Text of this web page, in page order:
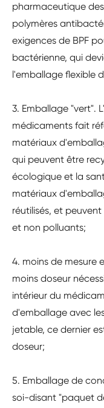
pharmaceutique
polymères
exigences de BPF
bactérienne, qui
l'emballage flexible
3. Emballage "vert".
médicaments fait
matériaux
qui peuvent être
écologique et la
matériaux
réutilisés, et
et non polluants;
4. moins de mesure
moins doseur
intérieur du
d'emballage avec
jetable, ce dernier
doseur;
5. Emballage de
soi-disant "paquet